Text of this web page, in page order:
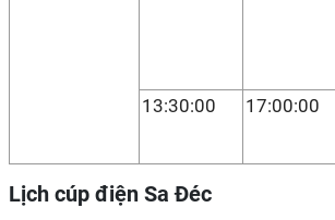
13:30:00 17:00:00
Lịch cúp điện Sa Đéc